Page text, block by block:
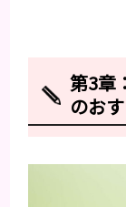
第3章
のお